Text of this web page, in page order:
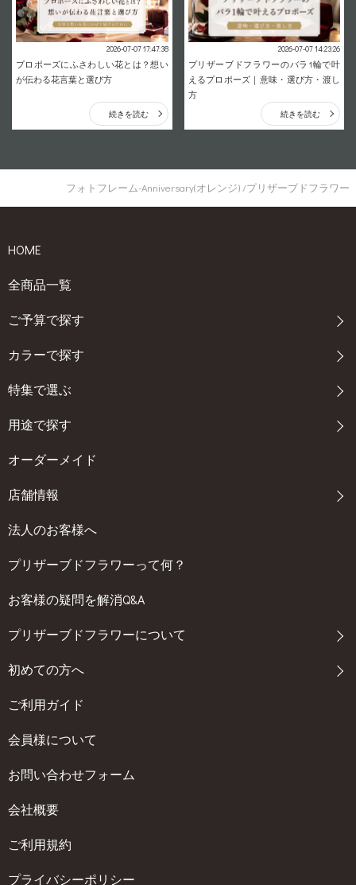
2026-07-07 17:47:38
プロポーズにふさわしい花とは？想い
が伝わる花言葉と選び方
続きを読む
2026-07-07 14:23:26
プリザーブドフラワーのバラ1輪で叶
えるプロポーズ｜意味・選び方・渡し
方
続きを読む
フォトフレーム-Anniversary(オレンジ) /プリザーブドフラワー
HOME
全商品一覧
ご予算で探す
カラーで探す
特集で選ぶ
用途で探す
オーダーメイド
店舗情報
法人のお客様へ
プリザーブドフラワーって何？
お客様の疑問を解消Q&A
プリザーブドフラワーについて
初めての方へ
ご利用ガイド
会員様について
お問い合わせフォーム
会社概要
ご利用規約
プライバシーポリシー